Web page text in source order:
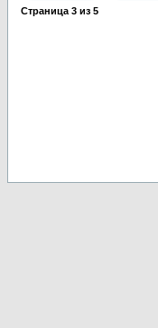
Страница 3 из 5